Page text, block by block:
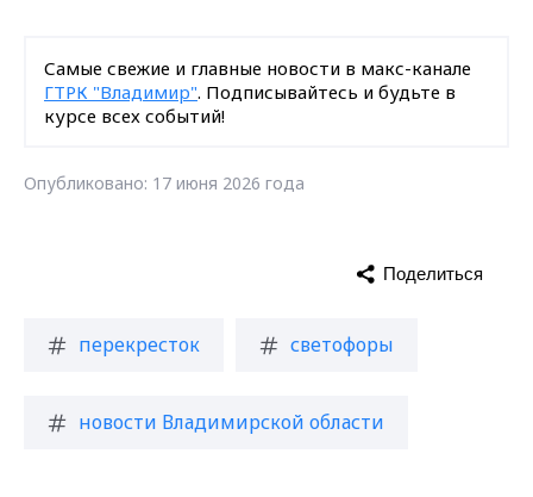
Самые свежие и главные новости в макс-канале
ГТРК "Владимир". Подписывайтесь и будьте в
курсе всех событий!
Опубликовано: 17 июня 2026 года
перекресток светофоры
новости Владимирской области
Поделиться